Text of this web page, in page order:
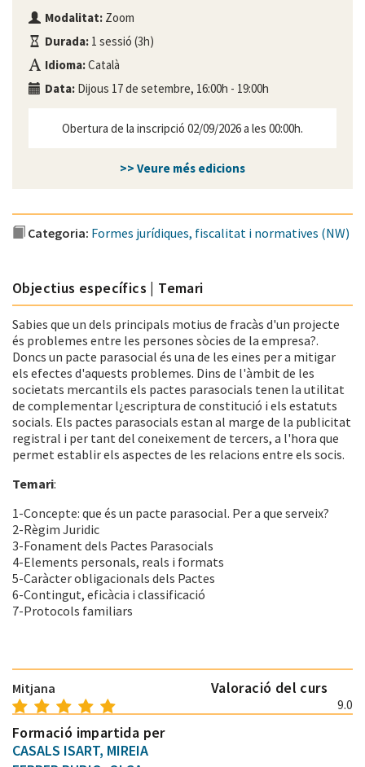
Modalitat: Zoom
Durada: 1 sessió (3h)
Idioma:Català
Data: Dijous 17 de setembre, 16:00h - 19:00h
Obertura de la inscripció 02/09/2026 a les 00:00h.
>> Veure més edicions
Categoria: Formes jurídiques, fiscalitat i normatives (NW)
Objectius específics | Temari
Sabies que un dels principals motius de fracàs d'un projecte
és problemes entre les persones sòcies de la empresa?.
Doncs un pacte parasocial és una de les eines per a mitigar
els efectes d'aquests problemes. Dins de l'àmbit de les
societats mercantils els pactes parasocials tenen la utilitat
de complementar l¿escriptura de constitució i els estatuts
socials. Els pactes parasocials estan al marge de la publicitat
registral i per tant del coneixement de tercers, a l'hora que
permet establir els aspectes de les relacions entre els socis.
Temari:
1-Concepte: que és un pacte parasocial. Per a que serveix?
2-Règim Juridic
3-Fonament dels Pactes Parasocials
4-Elements personals, reals i formats
5-Caràcter obligacionals dels Pactes
6-Contingut, eficàcia i classificació
7-Protocols familiars
Valoració del curs
Mitjana
9.0
Formació impartida per
CASALS ISART, MIREIA